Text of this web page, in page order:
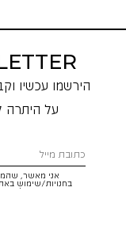
על היתרה
אני מאשר,
בחנויות/שימוש
והתאמת הטבות